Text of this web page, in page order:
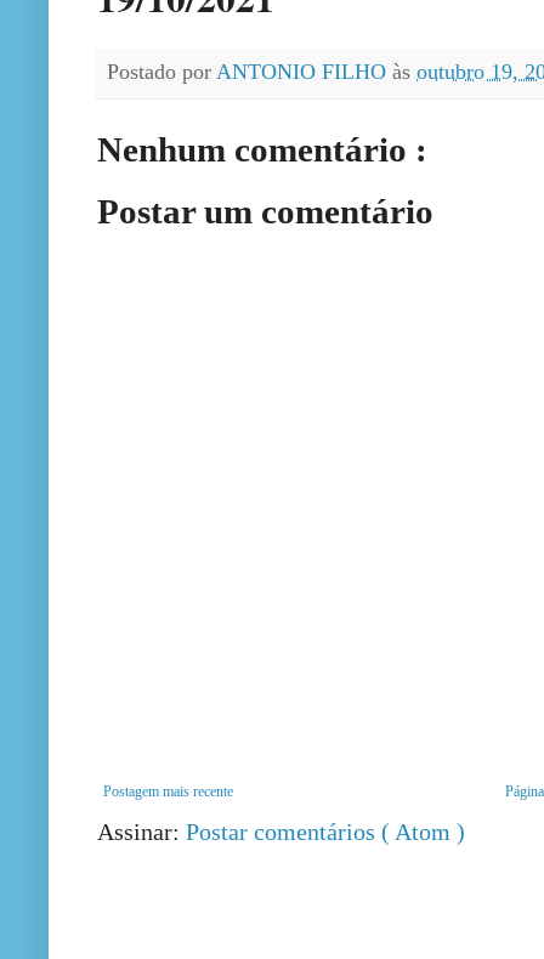
Postado por ANTONIO FILHO às outubro 19,
Nenhum comentário :
Postar um comentário
Postagem mais recente
Assinar: Postar comentários ( Atom )